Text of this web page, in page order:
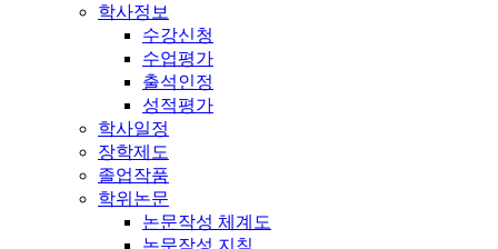
학사정보
수강신청
수업평가
출석인정
성적평가
학사일정
장학제도
졸업작품
학위논문
논문작성 체계도
논문작성 지침